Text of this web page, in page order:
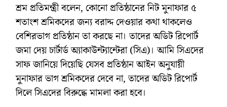
শ্রম প্রতিমন্ত্রী বলেন, কোনো প্রতিষ্ঠানের নিট মুনাফার ৫
শতাংশ শ্রমিকদের জন্য বরাদ্দ দেওয়ার কথা থাকলেও
বেশিরভাগ প্রতিষ্ঠান তা করছে না। তাদের অডিট রিপোর্ট
জমা দেয় চার্টার্ড অ্যাকাউন্ট্যান্টেরা (সিএ)। আমি সিএদের
সাফ জানিয়ে দিয়েছি যেসব প্রতিষ্ঠান আইন অনুযায়ী
মুনাফার ভাগ শ্রমিকদের দেবে না, তাদের অডিট রিপোর্ট
দিলে সিএদের বিরুদ্ধে মামলা করা হবে।